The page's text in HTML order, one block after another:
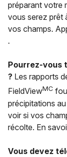
préparant votre
vous serez prêt
vos champs.
.
Pourrez-vous
? Les rapports
FieldViewMC
précipitations
voir si vos
récolte. En
Vous devez